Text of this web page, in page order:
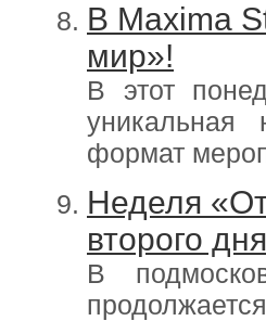
В Maxima
мир»!
В этот
формат
Неделя
второго дня
В